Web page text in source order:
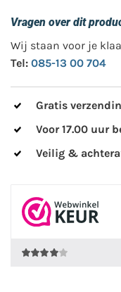
Vragen over dit
Wij staan voor je
Tel: 085-13 00 704
Gratis
Voor 17.00 uur
Veilig &